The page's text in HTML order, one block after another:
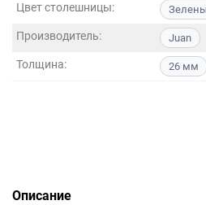
Цвет столешницы:
Производитель: Juan
Толщина: 26 мм
Описание
обработки
персональных